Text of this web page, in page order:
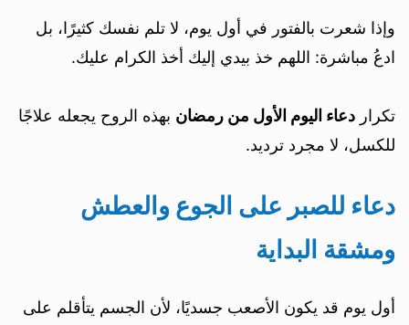
وإذا شعرت بالفتور في أول يوم، لا تلم نفسك كثيرًا، بل
ادعُ مباشرة: اللهم خذ بيدي إليك أخذ الكرام عليك.
تكرار دعاء اليوم الأول من رمضان بهذه الروح يجعله علاجًا
للكسل، لا مجرد ترديد.
دعاء للصبر على الجوع والعطش
ومشقة البداية
أول يوم قد يكون الأصعب جسديًا، لأن الجسم يتأقلم على